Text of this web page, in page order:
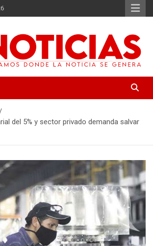
del 5% y sector privado demanda salvar